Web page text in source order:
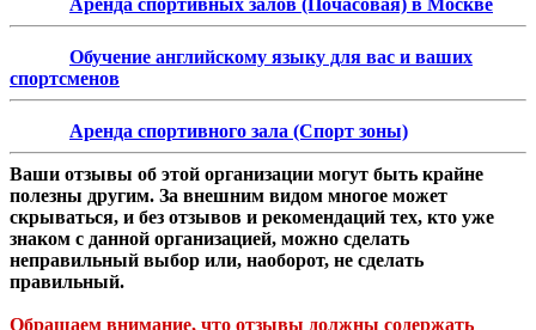
Аренда спортивных залов (Почасовая) в Москве
Обучение английскому языку для вас и ваших
спортсменов
Аренда спортивного зала (Спорт зоны)
Ваши отзывы об этой организации могут быть крайне
полезны другим. За внешним видом многое может
скрываться, и без отзывов и рекомендаций тех, кто уже
знаком с данной организацией, можно сделать
неправильный выбор или, наоборот, не сделать
правильный.
Обращаем внимание, что отзывы должны содержать